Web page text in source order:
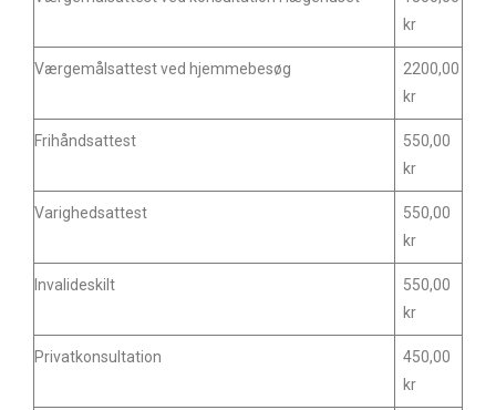
kr
Værgemålsattest ved hjemmebesøg
2200,00
kr
Frihåndsattest
550,00
kr
Varighedsattest
550,00
kr
Invalideskilt
550,00
kr
Privatkonsultation
450,00
kr